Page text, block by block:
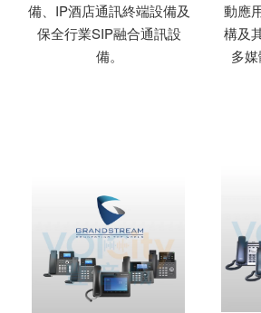
備、IP酒店通訊終端設備及
保全行業SIP融合通訊設
備。
動應
構及
多媒